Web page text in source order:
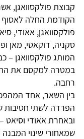
קבוצת פולקסוואגן,
הקודמת החלה לאסוף
פולקסוואגן, אאודי,
סקניה, דוקאטי, מאן
המותג פולקסוואגן –
במטרה למקסם את
רחבה.
בין השאר, אחד
הפרדה לשתי חטיבות
ובאחרת אאודי וסיאט
שמאחורי שינוי המבנה